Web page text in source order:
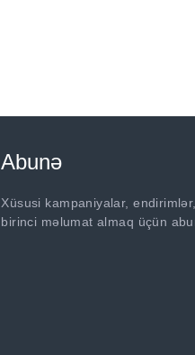
Abunə
Xüsusi kampaniyalar,
birinci məlumat almaq üçün